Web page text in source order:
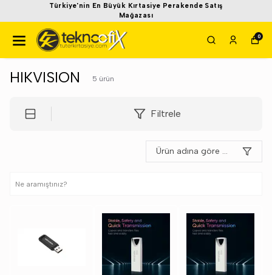
Türkiye'nin En Büyük Kırtasiye Perakende Satış
Mağazası
0
HIKVISION 5 ürün
Filtrele
Ürün adına göre A-Z